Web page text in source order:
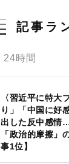
記事ラ
24時間
〈習近平に特大
り」「中国に好
出した反中感情
「政治的摩擦」
事1位】